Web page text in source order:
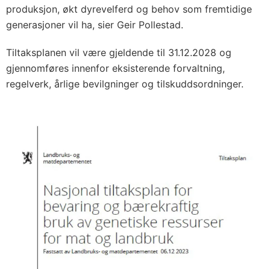
produksjon, økt dyrevelferd og behov som fremtidige
generasjoner vil ha, sier Geir Pollestad.
Tiltaksplanen vil være gjeldende til 31.12.2028 og
gjennomføres innenfor eksisterende forvaltning,
regelverk, årlige bevilgninger og tilskuddsordninger.